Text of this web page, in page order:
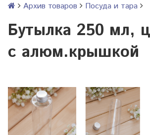
Архив товаров Посуда и тара
Бутылка 250 мл,
с алюм.крышкой